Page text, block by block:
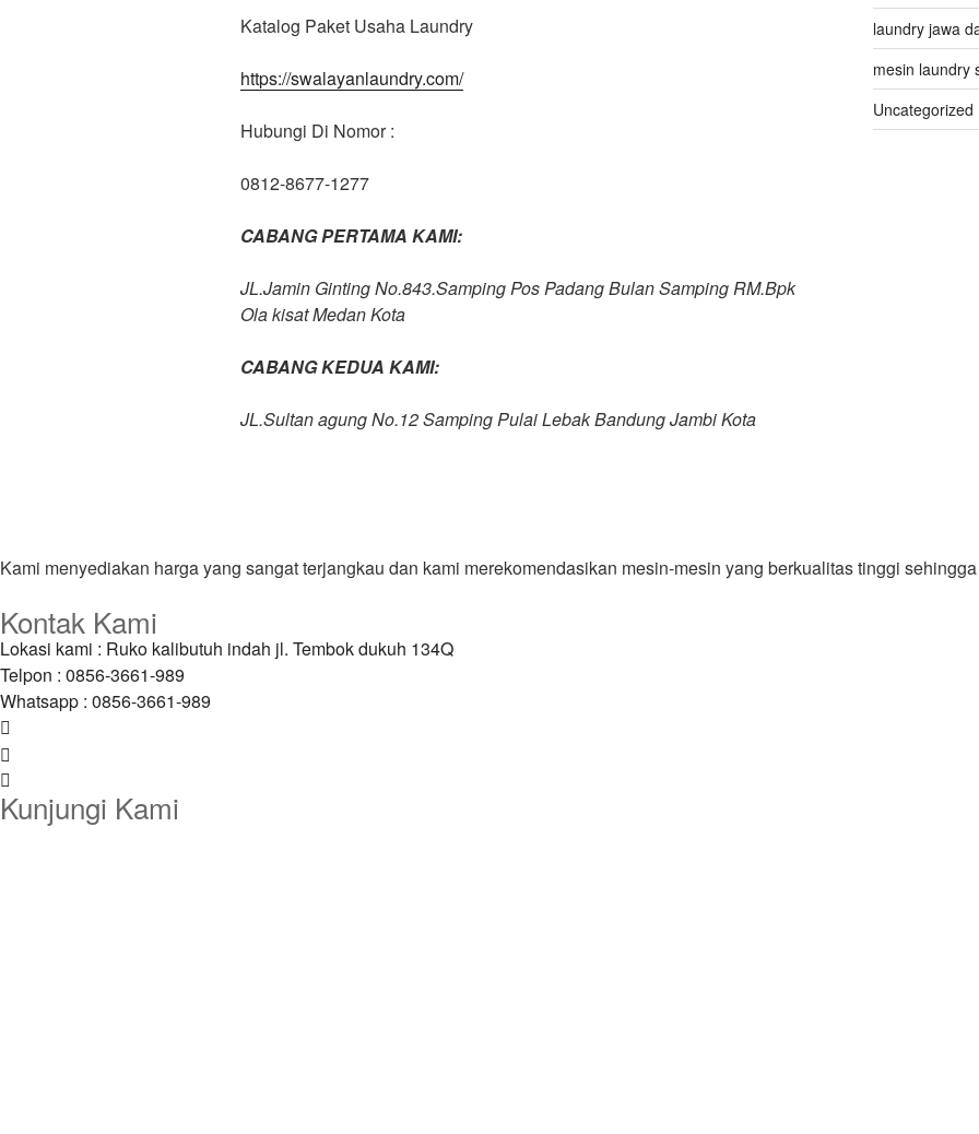
Katalog Paket Usaha Laundry
https://swalayanlaundry.com/
Hubungi Di Nomor :
0812-8677-1277
CABANG PERTAMA KAMI:
JL.Jamin Ginting No.843.Samping Pos Padang Bulan Samping RM.Bpk
Ola kisat Medan Kota
CABANG KEDUA KAMI:
JL.Sultan agung No.12 Samping Pulai Lebak Bandung Jambi Kota
laundry jawa
mesin laundry
Uncategorized
Kami menyediakan harga yang sangat terjangkau dan kami merekomendasikan mesin-mesin yang berkualitas tinggi
Kontak Kami
Lokasi kami : Ruko kalibutuh indah jl. Tembok dukuh 134Q
Telpon : 0856-3661-989
Whatsapp : 0856-3661-989
Kunjungi Kami